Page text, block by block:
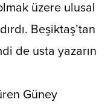
üzere ulusal
Beşiktaş’tan
de usta yazarın
Güney